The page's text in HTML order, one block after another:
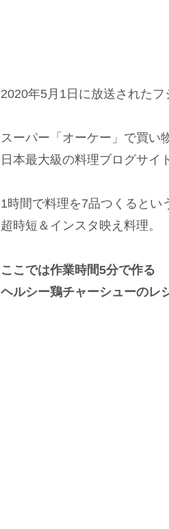
2020年5月1日に放送されたフ
スーパー「オーケー」で買い
日本最大級の料理ブログサイ
1時間で料理を7品つくるとい
超時短＆インスタ映え料理。
ここでは作業時間5分で作る
ヘルシー鶏チャーシューのレ